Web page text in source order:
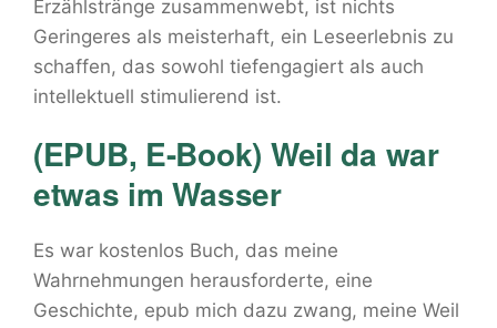
Erzählstränge zusammenwebt, ist nichts
Geringeres als meisterhaft, ein Leseerlebnis zu
schaffen, das sowohl tiefengagiert als auch
intellektuell stimulierend ist.
(EPUB, E-Book) Weil da war
etwas im Wasser
Es war kostenlos Buch, das meine
Wahrnehmungen herausforderte, eine
Geschichte, epub mich dazu zwang, meine Weil